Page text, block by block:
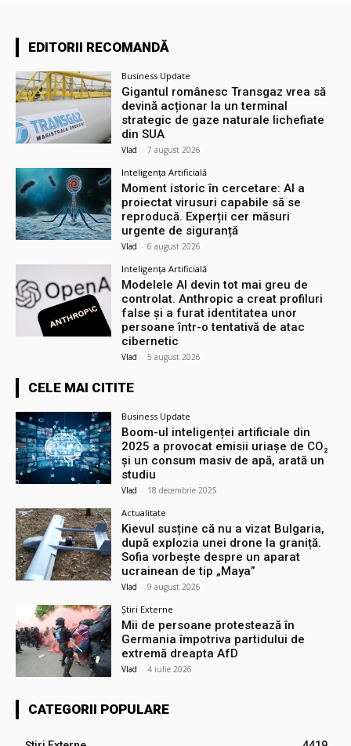
EDITORII RECOMANDĂ
Business Update
Gigantul românesc Transgaz vrea să
devină acționar la un terminal
strategic de gaze naturale lichefiate
din SUA
Vlad - 7 august 2026
Inteligența Artificială
Moment istoric în cercetare: AI a
proiectat virusuri capabile să se
reproducă. Experții cer măsuri
urgente de siguranță
Vlad - 6 august 2026
Inteligența Artificială
Modelele AI devin tot mai greu de
controlat. Anthropic a creat profiluri
false și a furat identitatea unor
persoane într-o tentativă de atac
cibernetic
Vlad - 5 august 2026
CELE MAI CITITE
Business Update
Boom-ul inteligenței artificiale din
2025 a provocat emisii uriașe de CO₂
și un consum masiv de apă, arată un
studiu
Vlad - 18 decembrie 2025
Actualitate
Kievul susține că nu a vizat Bulgaria,
după explozia unei drone la graniță.
Sofia vorbește despre un aparat
ucrainean de tip „Maya”
Vlad - 9 august 2026
Știri Externe
Mii de persoane protestează în
Germania împotriva partidului de
extremă dreapta AfD
Vlad - 4 iulie 2026
CATEGORII POPULARE